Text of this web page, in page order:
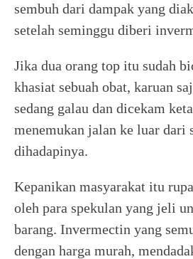
sembuh dari dampak yang
setelah seminggu diberi
Jika dua orang top itu sudah
khasiat sebuah obat, karuan
sedang galau dan dicekam
menemukan jalan ke luar dari
dihadapinya.
Kepanikan masyarakat itu
oleh para spekulan yang jeli
barang. Invermectin yang
dengan harga murah,